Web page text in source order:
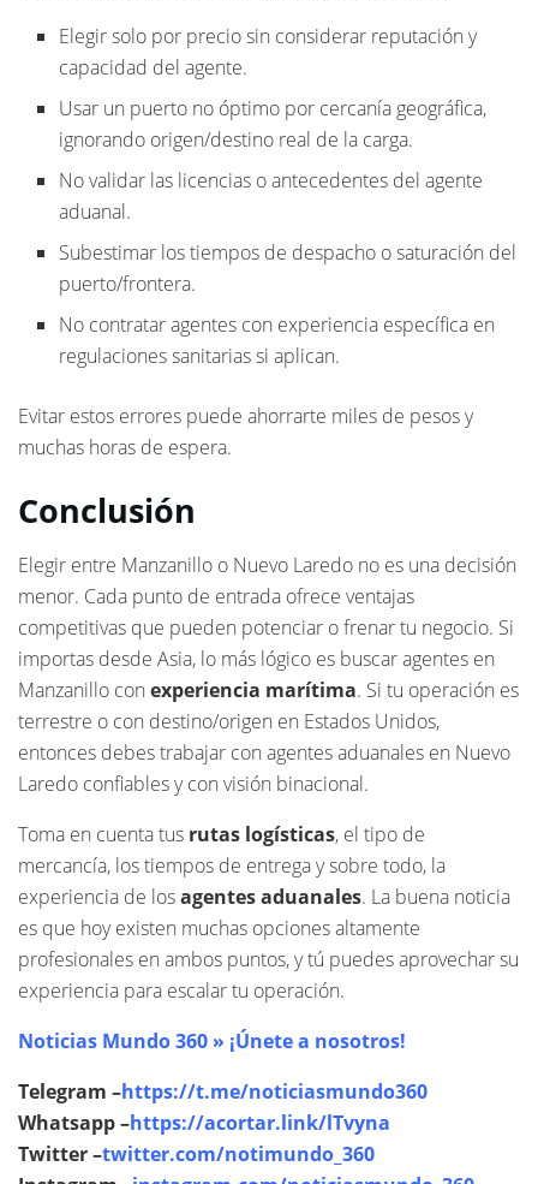
Elegir solo por precio sin considerar reputación y
capacidad del agente.
Usar un puerto no óptimo por cercanía geográfica,
ignorando origen/destino real de la carga.
No validar las licencias o antecedentes del agente
aduanal.
Subestimar los tiempos de despacho o saturación del
puerto/frontera.
No contratar agentes con experiencia específica en
regulaciones sanitarias si aplican.
Evitar estos errores puede ahorrarte miles de pesos y
muchas horas de espera.
Conclusión
Elegir entre Manzanillo o Nuevo Laredo no es una decisión
menor. Cada punto de entrada ofrece ventajas
competitivas que pueden potenciar o frenar tu negocio. Si
importas desde Asia, lo más lógico es buscar agentes en
Manzanillo con experiencia marítima. Si tu operación es
terrestre o con destino/origen en Estados Unidos,
entonces debes trabajar con agentes aduanales en Nuevo
Laredo confiables y con visión binacional.
Toma en cuenta tus rutas logísticas, el tipo de
mercancía, los tiempos de entrega y sobre todo, la
experiencia de losagentes aduanales. La buena noticia
es que hoy existen muchas opciones altamente
profesionales en ambos puntos, y tú puedes aprovechar su
experiencia para escalar tu operación.
Noticias Mundo 360 » ¡Únete a nosotros!
Telegram –https://t.me/noticiasmundo360
Whatsapp –https://acortar.link/lTvyna
Twitter –twitter.com/notimundo_360